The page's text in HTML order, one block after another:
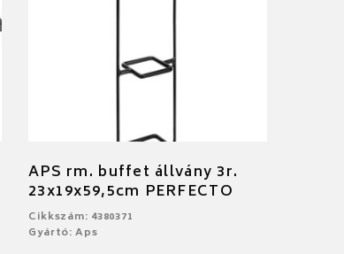
APS rm. buffet állvány 3r.
23x19x59,5cm PERFECTO
Cikkszám: 4380371
Gyártó: Aps